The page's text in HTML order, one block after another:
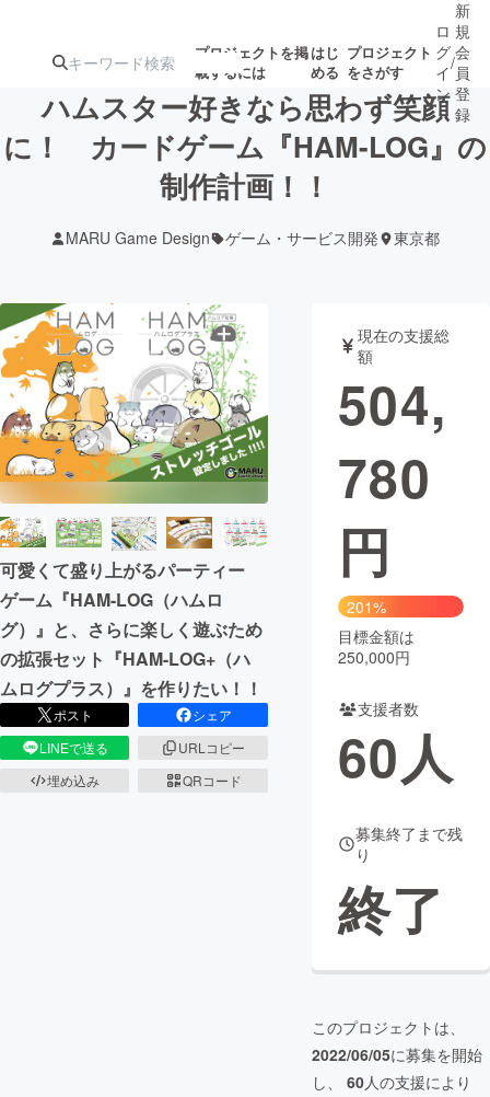
プロジェクトを掲
載するには
はじ
める
プロジェクト
をさがす
注目の新着プロ募集終了が近いプ
テクノロジー・ガジェット
映像・映画 書籍・雑誌
ビジネス・起業 チャレンジ
まちづくり・地域活性化
CAMPFIRE for Social Good
CAMPFIRE Creation
CAMPFIREふるさと納税machi-ya コミュニティ
ロ
グ
イ
ン
/
新
規
会
員
登
録
ハムスター好きなら思わず笑顔
に！ カードゲーム『HAM-LOG』の
制作計画！！
MARU Game Design ゲーム・サービス開発 東京都
可愛くて盛り上がるパーティー
ゲーム『HAM-LOG（ハムロ
グ）』と、さらに楽しく遊ぶため
の拡張セット『HAM-LOG+（ハ
ムログプラス）』を作りたい！！
ポスト
シェア
LINEで送る
URLコピー
埋め込み
QRコード
現在の支援総
額
504,
780
円
201%
目標金額は
250,000円
支援者数
60人
募集終了まで残
り
終了
このプロジェクトは、
2022/06/05に募集を開始
し、 60人の支援により